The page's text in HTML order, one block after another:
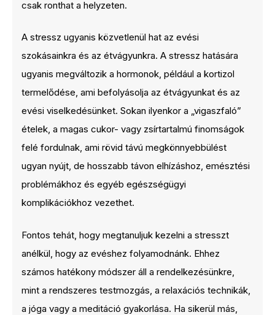
csak ronthat a helyzeten.
A stressz ugyanis közvetlenül hat az evési
szokásainkra és az étvágyunkra. A stressz hatására
ugyanis megváltozik a hormonok, például a kortizol
termelődése, ami befolyásolja az étvágyunkat és az
evési viselkedésünket. Sokan ilyenkor a „vigaszfaló”
ételek, a magas cukor- vagy zsírtartalmú finomságok
felé fordulnak, ami rövid távú megkönnyebbülést
ugyan nyújt, de hosszabb távon elhízáshoz, emésztési
problémákhoz és egyéb egészségügyi
komplikációkhoz vezethet.
Fontos tehát, hogy megtanuljuk kezelni a stresszt
anélkül, hogy az evéshez folyamodnánk. Ehhez
számos hatékony módszer áll a rendelkezésünkre,
mint a rendszeres testmozgás, a relaxációs technikák,
a jóga vagy a meditáció gyakorlása. Ha sikerül más,